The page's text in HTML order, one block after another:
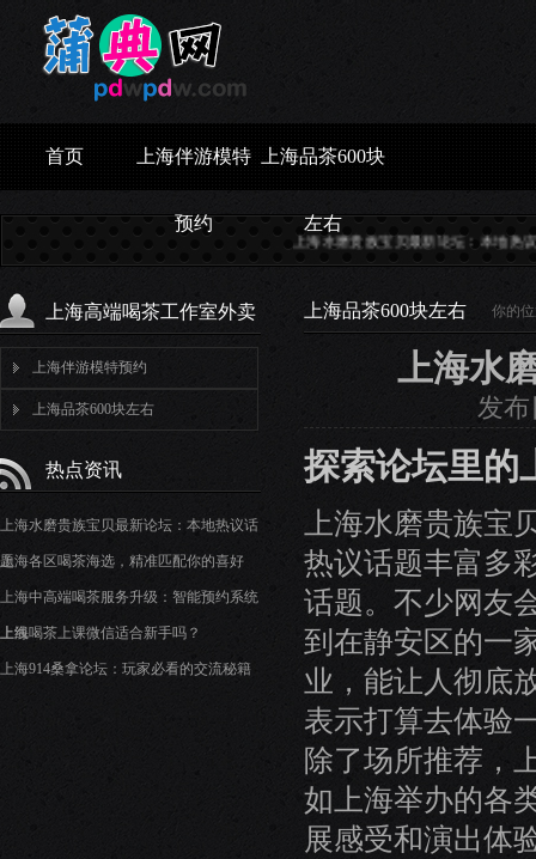
首页 上海伴游模特
预约
上海品茶600块
左右
上海水磨贵族宝贝最新论坛：本地热议话题... 上
上海高端喝茶工作室外卖
上海伴游模特预约
上海品茶600块左右
热点资讯
上海水磨贵族宝贝最新论坛：本地热议话
题
上海各区喝茶海选，精准匹配你的喜好
上海中高端喝茶服务升级：智能预约系统
上线
上海喝茶上课微信适合新手吗？
上海914桑拿论坛：玩家必看的交流秘籍
上海品茶600块左右 你的
上海水
发布
探索论坛里的
上海水磨贵族宝
热议话题丰富多
话题。不少网友
到在静安区的一
业，能让人彻底
表示打算去体验
除了场所推荐，
如上海举办的各
展感受和演出体